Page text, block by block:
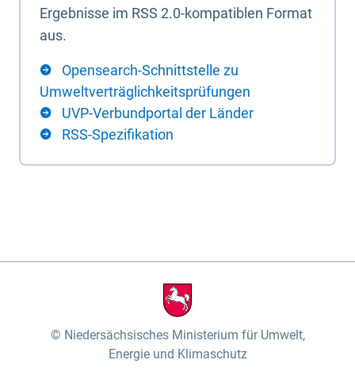
Ergebnisse im RSS 2.0-kompatiblen Format
aus.
Opensearch-Schnittstelle zu
Umweltverträglichkeitsprüfungen
UVP-Verbundportal der Länder
RSS-Spezifikation
Niedersächsisches Ministerium für Umwelt,
Energie und Klimaschutz